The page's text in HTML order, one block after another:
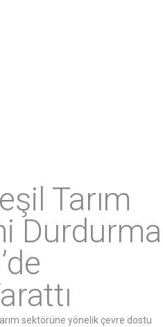
Tarım
Durdurma
sektörüne yönelik çevre dostu